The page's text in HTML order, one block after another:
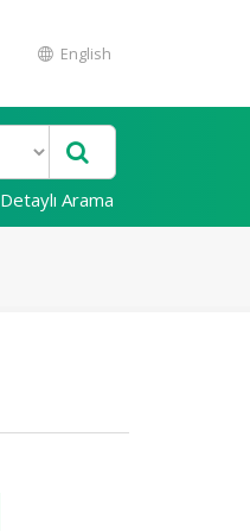
English
Detaylı Arama